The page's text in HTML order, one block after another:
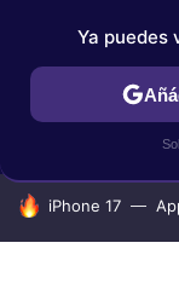
IPHONE
HOY SE HABLA
iPhone 17
Ya puedes